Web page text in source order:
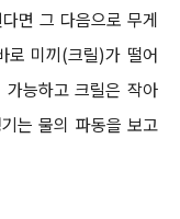
면 그 다음으로 무게
로 미끼(크릴)가 떨어
능하고 크릴은 작아
는 물의 파동을 보고